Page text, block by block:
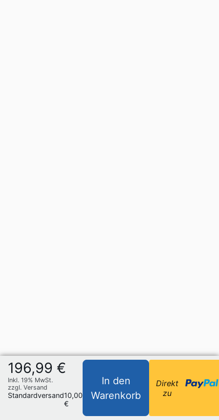
196,99 €
Inkl. 19% MwSt.
zzgl. Versand
Standardversand10,00
€
In den
Warenkorb
Direkt
zu